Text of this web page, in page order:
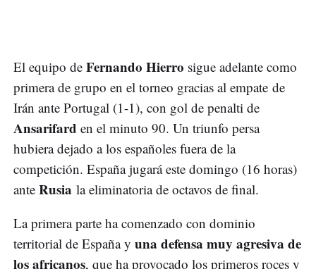
El equipo de Fernando Hierro sigue adelante como
primera de grupo en el torneo gracias al empate de
Irán ante Portugal (1-1), con gol de penalti de
Ansarifard en el minuto 90. Un triunfo persa
hubiera dejado a los españoles fuera de la
competición. España jugará este domingo (16 horas)
ante Rusia la eliminatoria de octavos de final.
La primera parte ha comenzado con dominio
territorial de España y una defensa muy agresiva de
los africanos, que ha provocado los primeros roces y